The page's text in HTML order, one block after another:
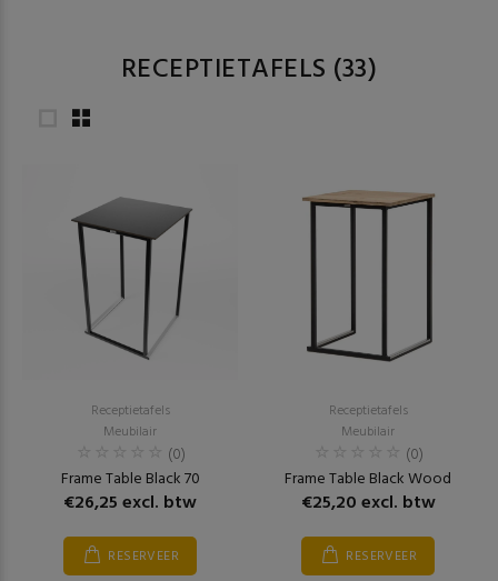
RECEPTIETAFELS (33)
Receptietafels
Meubilair
(0)
Frame Table Black 70
€26,25 excl. btw
RESERVEER
Receptietafels
Meubilair
(0)
Frame Table Black Wood
€25,20 excl. btw
RESERVEER